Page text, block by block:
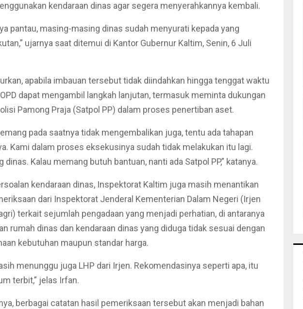
kendaraan dinas agar segera menyerahkannya kembali.
pantau, masing-masing dinas sudah menyurati kepada yang
ujarnya saat ditemui di Kantor Gubernur Kaltim, Senin, 6 Juli
apabila imbauan tersebut tidak diindahkan hingga tenggat waktu
dapat mengambil langkah lanjutan, termasuk meminta dukungan
Pamong Praja (Satpol PP) dalam proses penertiban aset.
pada saatnya tidak mengembalikan juga, tentu ada tahapan
Kami dalam proses eksekusinya sudah tidak melakukan itu lagi.
dinas. Kalau memang butuh bantuan, nanti ada Satpol PP,” katanya.
kendaraan dinas, Inspektorat Kaltim juga masih menantikan
dari Inspektorat Jenderal Kementerian Dalam Negeri (Irjen
terkait sejumlah pengadaan yang menjadi perhatian, di antaranya
rumah dinas dan kendaraan dinas yang diduga tidak sesuai dengan
kebutuhan maupun standar harga.
menunggu juga LHP dari Irjen. Rekomendasinya seperti apa, itu
terbit,” jelas Irfan.
berbagai catatan hasil pemeriksaan tersebut akan menjadi bahan